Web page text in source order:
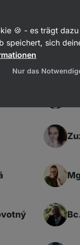
🍪 - es trägt
speichert, sich
Nur das